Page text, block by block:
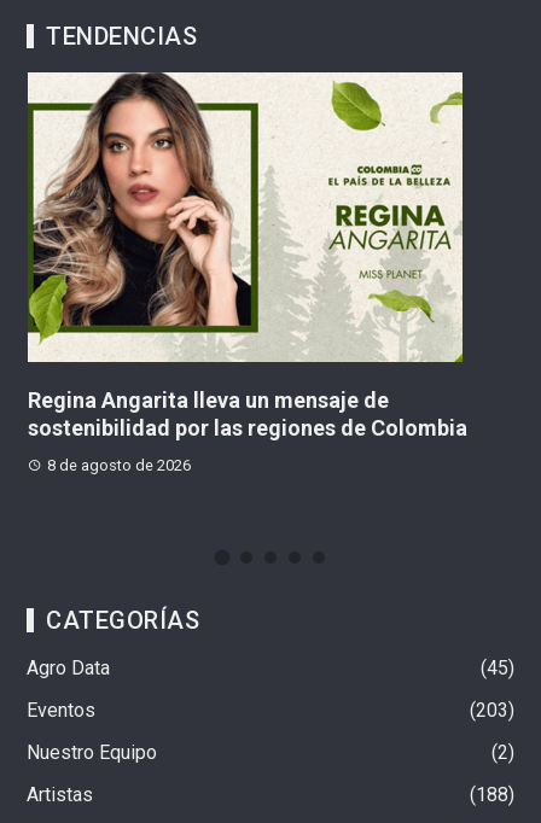
TENDENCIAS
mensaje de
de Colombia
Movimiento Axis
“tercera posición” política
CATEGORÍAS
Agro Data
45
Eventos
203
Nuestro Equipo
2
Artistas
188